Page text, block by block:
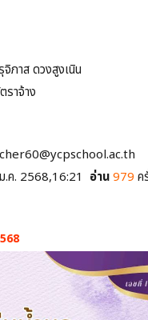
จิภาส ดวงสูงเนิน
ราจ้าง
.ค. 2568,16:21 อ่าน979 ค